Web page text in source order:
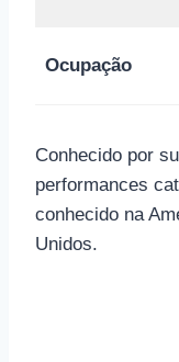
Ocupação
Conhecido por
performances
conhecido na
Unidos.